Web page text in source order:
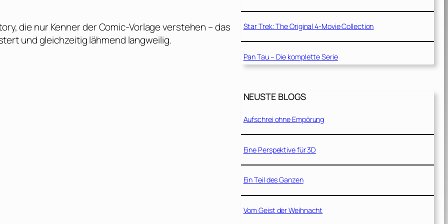
die nur Kenner der Comic-Vorlage verstehen – das
und gleichzeitig lähmend langweilig.
Star Trek: The Original 4-Movie Collection
Pan Tau – Die komplette Serie
NEUSTE BLOGS
Aufschrei ohne Empörung
Eine Perspektive für 3D
Ein Teil des Ganzen
Vom Geist der Weihnacht